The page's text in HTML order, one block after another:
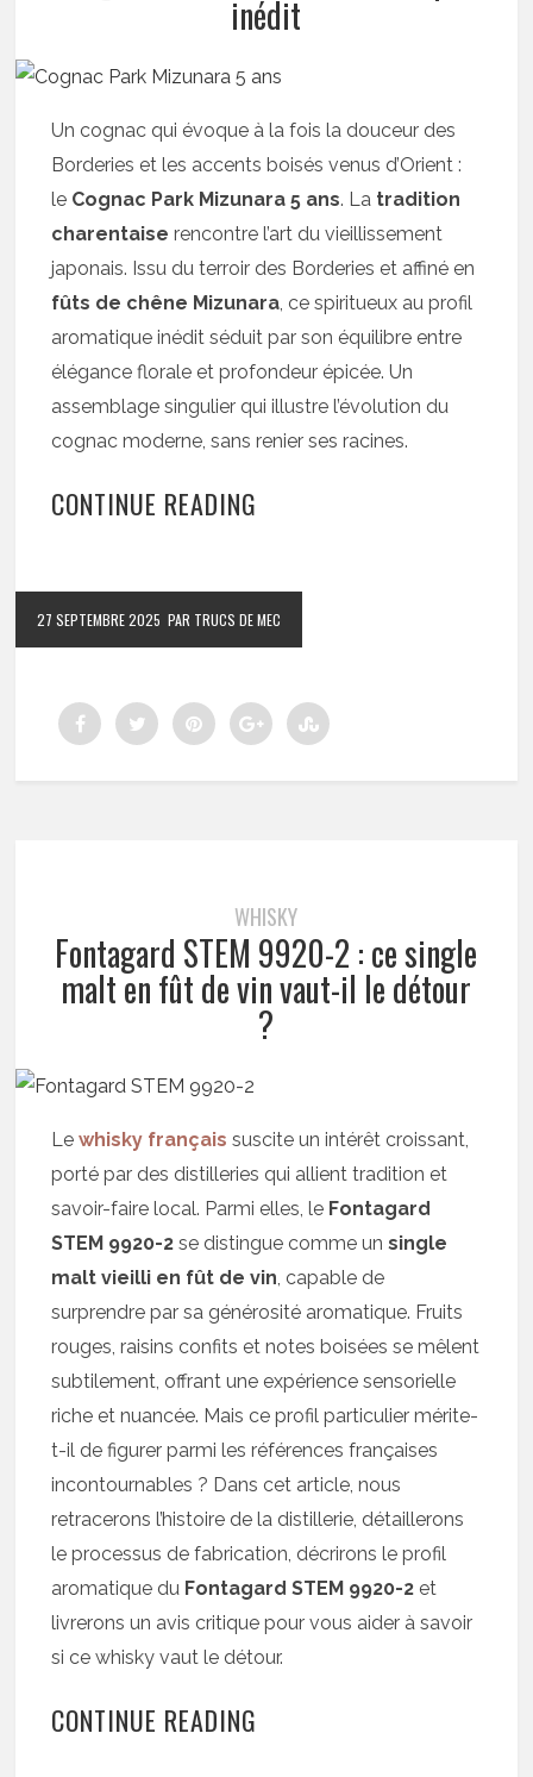
inédit
Un cognac qui évoque à la fois la douceur des
Borderies et les accents boisés venus d’Orient :
le Cognac Park Mizunara 5 ans. La tradition
charentaise rencontre l’art du vieillissement
japonais. Issu du terroir des Borderies et affiné en
fûts de chêne Mizunara, ce spiritueux au profil
aromatique inédit séduit par son équilibre entre
élégance florale et profondeur épicée. Un
assemblage singulier qui illustre l’évolution du
cognac moderne, sans renier ses racines.
CONTINUE READING
27 SEPTEMBRE 2025 PAR TRUCS DE MEC
WHISKY
Fontagard STEM 9920-2 : ce single
malt en fût de vin vaut-il le détour
?
Lewhisky français suscite un intérêt croissant,
porté par des distilleries qui allient tradition et
savoir-faire local. Parmi elles, le Fontagard
STEM 9920-2 se distingue comme unsingle
malt vieilli en fût de vin, capable de
surprendre par sa générosité aromatique. Fruits
rouges, raisins confits et notes boisées se mêlent
subtilement, offrant une expérience sensorielle
riche et nuancée. Mais ce profil particulier mérite-
t-il de figurer parmi les références françaises
incontournables ? Dans cet article, nous
retracerons l’histoire de la distillerie, détaillerons
le processus de fabrication, décrirons le profil
aromatique du Fontagard STEM 9920-2 et
livrerons un avis critique pour vous aider à savoir
si ce whisky vaut le détour.
CONTINUE READING